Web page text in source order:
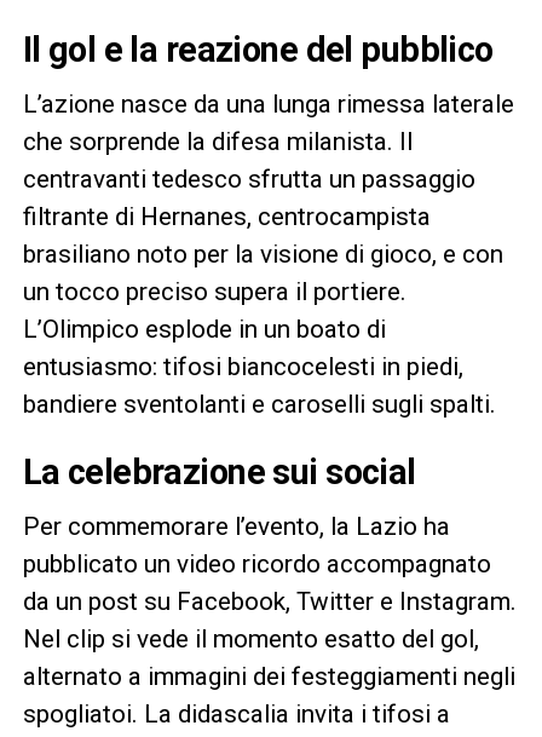
Il gol e la reazione del pubblico
L’azione nasce da una lunga rimessa laterale
che sorprende la difesa milanista. Il
centravanti tedesco sfrutta un passaggio
filtrante di Hernanes, centrocampista
brasiliano noto per la visione di gioco, e con
un tocco preciso supera il portiere.
L’Olimpico esplode in un boato di
entusiasmo: tifosi biancocelesti in piedi,
bandiere sventolanti e caroselli sugli spalti.
La celebrazione sui social
Per commemorare l’evento, la Lazio ha
pubblicato un video ricordo accompagnato
da un post su Facebook, Twitter e Instagram.
Nel clip si vede il momento esatto del gol,
alternato a immagini dei festeggiamenti negli
spogliatoi. La didascalia invita i tifosi a